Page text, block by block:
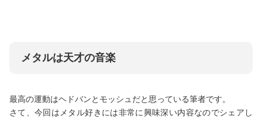
メタルは天才の音楽
最高の運動はヘドバンとモッシュだと思っている筆者です。
さて、今回はメタル好きには非常に興味深い内容なのでシェアし